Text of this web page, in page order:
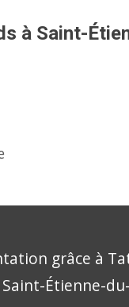
à Saint-
grâce à
Étienne-